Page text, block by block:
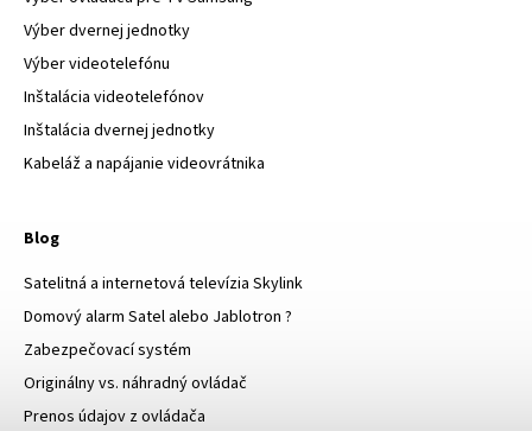
Výber dvernej jednotky
Výber videotelefónu
Inštalácia videotelefónov
Inštalácia dvernej jednotky
Kabeláž a napájanie videovrátnika
Blog
Satelitná a internetová televízia Skylink
Domový alarm Satel alebo Jablotron ?
Zabezpečovací systém
Originálny vs. náhradný ovládač
Prenos údajov z ovládača